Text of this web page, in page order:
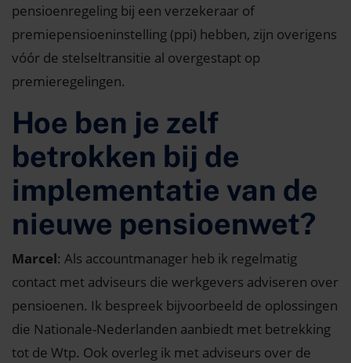
pensioenregeling bij een verzekeraar of
premiepensioeninstelling (ppi) hebben, zijn overigens
vóór de stelseltransitie al overgestapt op
premieregelingen.
Hoe ben je zelf
betrokken bij de
implementatie van de
nieuwe pensioenwet?
Marcel: Als accountmanager heb ik regelmatig
contact met adviseurs die werkgevers adviseren over
pensioenen. Ik bespreek bijvoorbeeld de oplossingen
die Nationale-Nederlanden aanbiedt met betrekking
tot de Wtp. Ook overleg ik met adviseurs over de